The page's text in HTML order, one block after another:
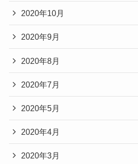
2020年10月
2020年9月
2020年8月
2020年7月
2020年5月
2020年4月
2020年3月